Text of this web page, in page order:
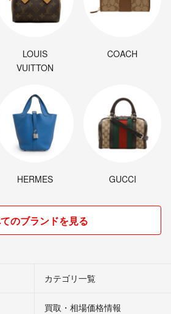
LOUIS
VUITTON
COACH
HERMES GUCCI
のブランドを見る
カテゴリ一覧
買取・相場価格情報